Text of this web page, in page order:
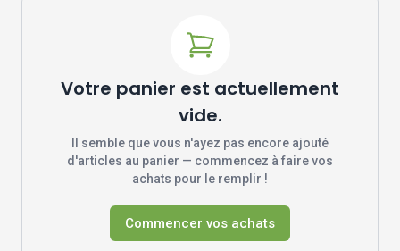
Votre panier est actuellement
vide.
Il semble que vous n'ayez pas encore ajouté
d'articles au panier — commencez à faire vos
achats pour le remplir !
Commencer vos achats